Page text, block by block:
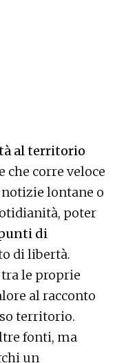
al territorio
corre veloce
notizie lontane o
poter
di
di libertà.
le proprie
al racconto
territorio.
fonti, ma
un